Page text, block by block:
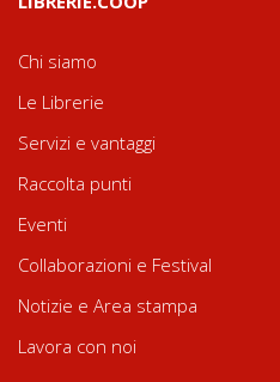
Chi siamo
Le Librerie
Servizi e vantaggi
Raccolta punti
Eventi
Collaborazioni e Festival
Notizie e Area stampa
Lavora con noi